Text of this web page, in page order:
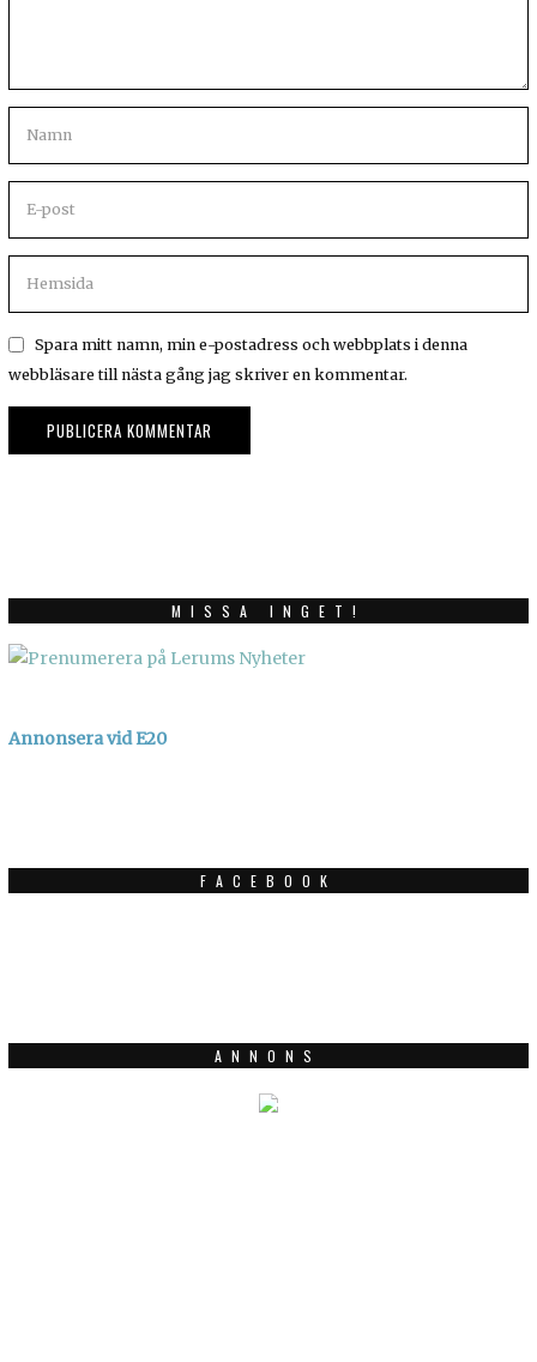
Spara mitt namn, min e-postadress och webbplats i denna
webbläsare till nästa gång jag skriver en kommentar.
MISSA INGET!
Annonsera vid E20
FACEBOOK
ANNONS